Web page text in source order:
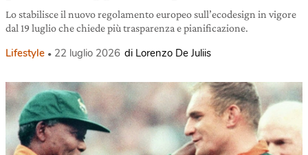
Lo stabilisce il nuovo regolamento europeo sull’ecodesign in vigore
dal 19 luglio che chiede più trasparenza e pianificazione.
Lifestyle 22 luglio 2026 di Lorenzo De Juliis